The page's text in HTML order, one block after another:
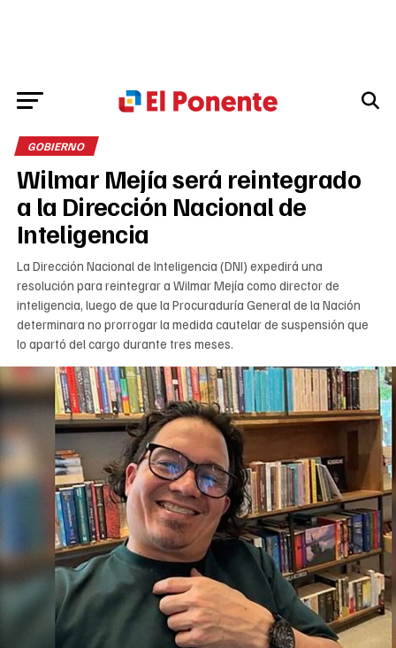
GOBIERNO
Wilmar Mejía será reintegrado
a la Dirección Nacional de
Inteligencia
La Dirección Nacional de Inteligencia (DNI) expedirá una
resolución para reintegrar a Wilmar Mejía como director de
inteligencia, luego de que la Procuraduría General de la Nación
determinara no prorrogar la medida cautelar de suspensión que
lo apartó del cargo durante tres meses.